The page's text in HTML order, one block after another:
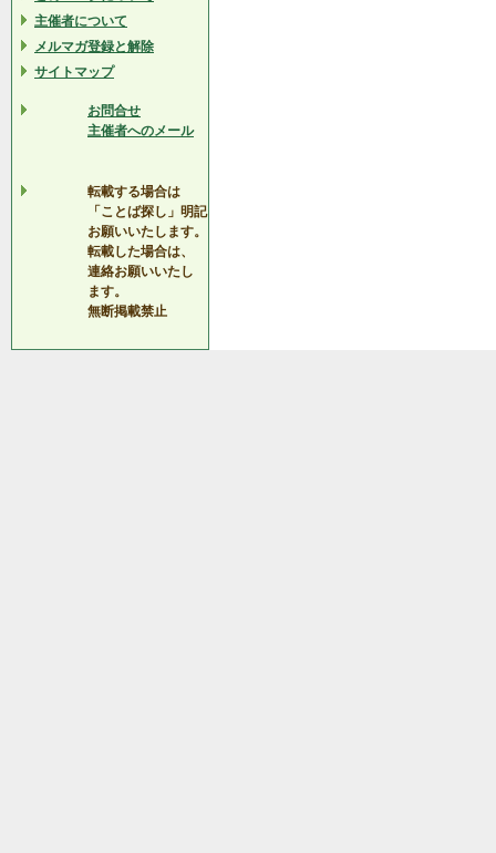
主催者について
メルマガ登録と解除
サイトマップ
お問合せ
主催者へのメール
転載する場合は
「ことば探し」明記
お願いいたします。
転載した場合は、
連絡お願いいたし
ます。
無断掲載禁止